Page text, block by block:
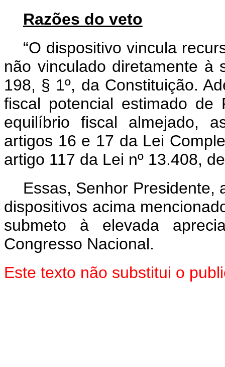
Razões do veto
“O dispositivo vincula
não vinculado diretamente à
198, § 1º, da Constituição.
fiscal potencial estimado de
equilíbrio fiscal almejado,
artigos 16 e 17 da Lei
artigo 117 da Lei nº 13.408,
Essas, Senhor Presidente,
dispositivos acima
submeto à elevada
Congresso Nacional.
Este texto não substitui o